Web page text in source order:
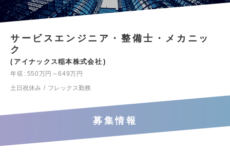
サービスエンジニア・整備士・メカニッ
ク
アイナックス稲本株式会社
年収
550万円～649万円
土日祝休み
フレックス勤務
募集情報